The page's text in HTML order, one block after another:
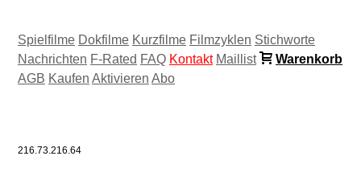
Spielfilme Dokfilme Kurzfilme Filmzyklen Stichworte
Nachrichten F-Rated FAQ Kontakt Maillist
Warenkorb
AGB Kaufen Aktivieren Abo
216.73.216.64